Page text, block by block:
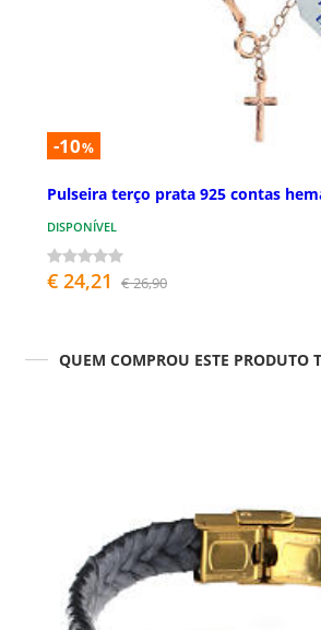
-10%
Pulseira terço prata 925 contas
DISPONÍVEL
€ 24,21 € 26,90
QUEM COMPROU ESTE PRODUTO